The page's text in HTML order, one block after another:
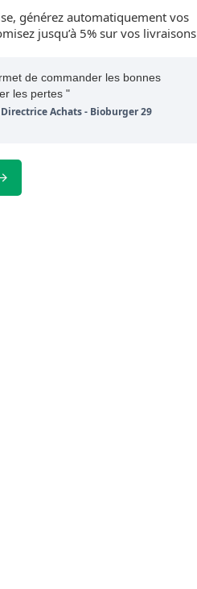
générez automatiquement vos
jusqu’à 5% sur vos livraisons
de commander les bonnes
les pertes "
Achats - Bioburger 29